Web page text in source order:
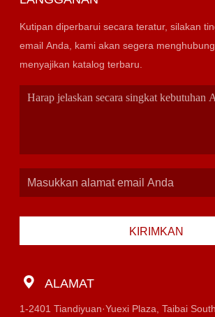
Kutipan diperbarui secara teratur, silakan
email Anda, kami akan segera
menyajikan katalog terbaru.
KIRIMKAN
ALAMAT
1-2401 Tiandiyuan·Yuexi Plaza, Taibai